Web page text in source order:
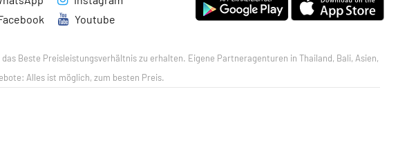
Youtube
Beste Preisleistungsverhältnis zu erhalten. Eigene Partneragenturen in Thailand, Bali, Asien,
Alles ist möglich, zum besten Preis.